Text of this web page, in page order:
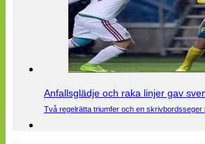
Anfallsglädje och raka linjer gav
Två regelrätta triumfer och en